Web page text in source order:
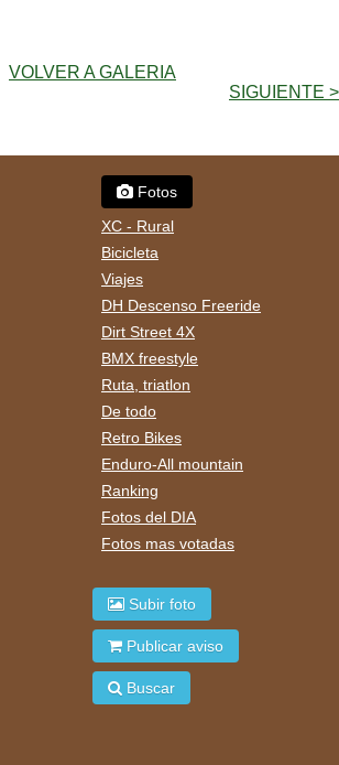
VOLVER A GALERIA
SIGUIENTE >
Fotos
XC - Rural
Bicicleta
Viajes
DH Descenso Freeride
Dirt Street 4X
BMX freestyle
Ruta, triatlon
De todo
Retro Bikes
Enduro-All mountain
Ranking
Fotos del DIA
Fotos mas votadas
Subir foto
Publicar aviso
Buscar